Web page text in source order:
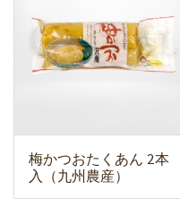
梅かつおたくあん 2本
入（九州農産）